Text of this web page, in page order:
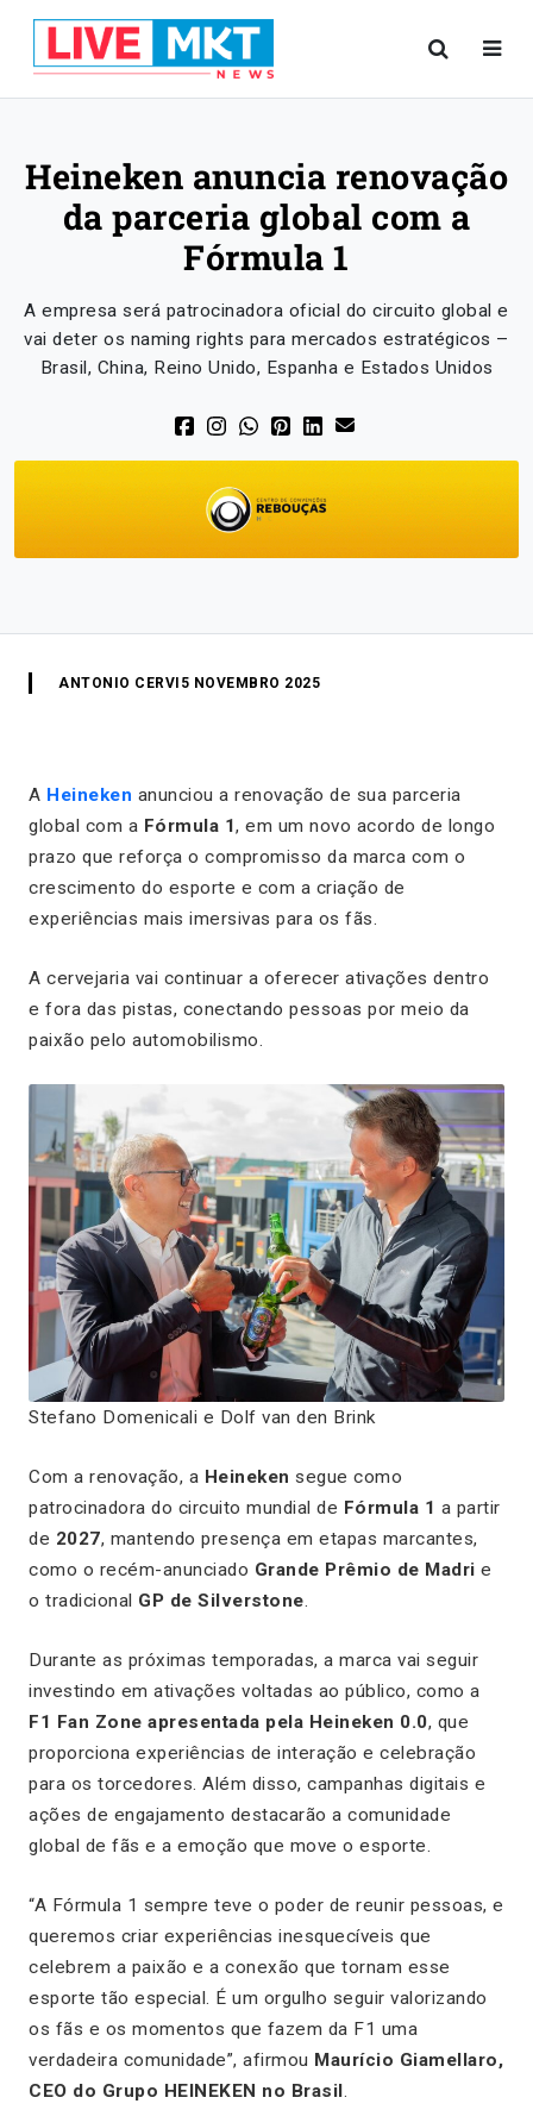
Heineken anuncia renovação
da parceria global com a
Fórmula 1
A empresa será patrocinadora oficial do circuito global e
vai deter os naming rights para mercados estratégicos –
Brasil, China, Reino Unido, Espanha e Estados Unidos
ANTONIO CERVI 5 NOVEMBRO 2025
A Heineken anunciou a renovação de sua parceria
global com a Fórmula 1, em um novo acordo de longo
prazo que reforça o compromisso da marca com o
crescimento do esporte e com a criação de
experiências mais imersivas para os fãs.
A cervejaria vai continuar a oferecer ativações dentro
e fora das pistas, conectando pessoas por meio da
paixão pelo automobilismo.
Stefano Domenicali e Dolf van den Brink
Com a renovação, a Heineken segue como
patrocinadora do circuito mundial de Fórmula 1 a partir
de 2027, mantendo presença em etapas marcantes,
como o recém-anunciado Grande Prêmio de Madri e
o tradicional GP de Silverstone.
Durante as próximas temporadas, a marca vai seguir
investindo em ativações voltadas ao público, como a
F1 Fan Zone apresentada pela Heineken 0.0, que
proporciona experiências de interação e celebração
para os torcedores. Além disso, campanhas digitais e
ações de engajamento destacarão a comunidade
global de fãs e a emoção que move o esporte.
“A Fórmula 1 sempre teve o poder de reunir pessoas, e
queremos criar experiências inesquecíveis que
celebrem a paixão e a conexão que tornam esse
esporte tão especial. É um orgulho seguir valorizando
os fãs e os momentos que fazem da F1 uma
verdadeira comunidade”, afirmou Maurício Giamellaro,
CEO do Grupo HEINEKEN no Brasil.